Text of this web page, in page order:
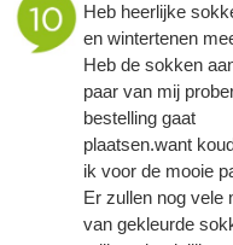
Heb heerlijke
en wintertenen
Heb de sokken
paar van mij
bestelling gaat
plaatsen.want
ik voor de mooie
Er zullen nog vele
van gekleurde